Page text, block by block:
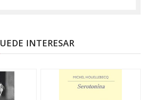
INTERESAR